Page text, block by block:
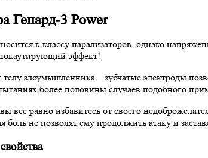
Гепард-3 Power
к классу парализаторов, однако
эффект!
злоумышленника – зубчатые электроды
более половины случаев подобного
все равно избавитесь от своего
не позволят ему продолжить атаку и